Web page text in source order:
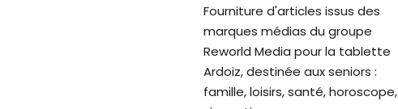
Fourniture d'articles issus des
marques médias du groupe
Reworld Media pour la tablette
Ardoiz, destinée aux seniors :
famille, loisirs, santé, horoscope,